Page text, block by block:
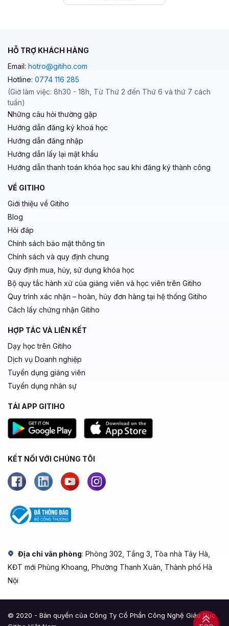
HỖ TRỢ KHÁCH HÀNG
Email: hotro@gitiho.com
Hotline: 0774 116 285
(Giờ làm việc: 8h30 - 18h, Từ Thứ 2 đến Thứ 6 và thứ 7 cách
tuần)
Những câu hỏi thường gặp
Hướng dẫn đăng ký khoá học
Hướng dẫn đăng nhập
Hướng dẫn lấy lại mật khẩu
Hướng dẫn thanh toán khóa học sau khi đăng ký thành công
VỀ GITIHO
Giới thiệu về Gitiho
Blog
Hỏi đáp
Chính sách bảo mật thông tin
Chính sách và quy định chung
Quy định mua, hủy, sử dụng khóa học
Bộ quy tắc hành xử của giảng viên và học viên trên Gitiho
Quy trình xác nhận – hoàn, hủy đơn hàng tại hệ thống Gitiho
Cách lấy chứng nhận Gitiho
HỢP TÁC VÀ LIÊN KẾT
Dạy học trên Gitiho
Dịch vụ Doanh nghiệp
Tuyển dụng giảng viên
Tuyển dụng nhân sự
TẢI APP GITIHO
KẾT NỐI VỚI CHÚNG TÔI
Địa chỉ văn phòng: Phòng 302, Tầng 3, Tòa nhà Tây Hà,
KĐT mới Phùng Khoang, Phường Thanh Xuân, Thành phố Hà
Nội
© 2020 - Bản quyền của Công Ty Cổ Phần Công Nghệ Giáo Dục